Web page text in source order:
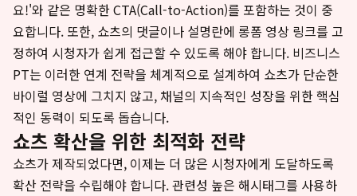
요!'와 같은 명확한 CTA(Call-to-Action)를 포함하는 것이 중
요합니다. 또한, 쇼츠의 댓글이나 설명란에 롱폼 영상 링크를 고
정하여 시청자가 쉽게 접근할 수 있도록 해야 합니다. 비즈니스
PT는 이러한 연계 전략을 체계적으로 설계하여 쇼츠가 단순한
바이럴 영상에 그치지 않고, 채널의 지속적인 성장을 위한 핵심
적인 동력이 되도록 돕습니다.
쇼츠 확산을 위한 최적화 전략
쇼츠가 제작되었다면, 이제는 더 많은 시청자에게 도달하도록
확산 전략을 수립해야 합니다. 관련성 높은 해시태그를 사용하